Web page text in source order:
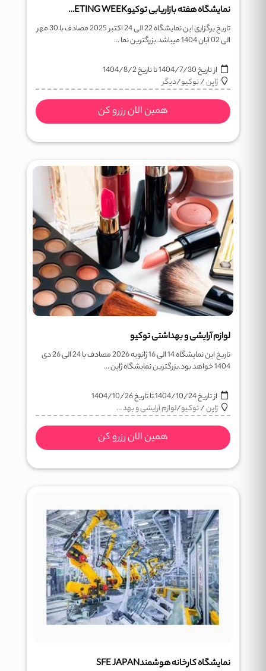
نمایشگاه هفته بازاریابی توکیوMARKETING WEEK
تاریخ برگزاری این نمایشگاه 22 الی 24 اکتبر 2025 مصادف با 30 مهر
الی 02 آبان 1404 میباشد.بزرگترین نما ...
از تاریخ1404/7/30تا تاریخ1404/8/2
ژاپن/توکیو/دیگر
همین الان رزرو کن
لوازم آرایشی و بهداشتی توکیو
تاریخ این نمایشگاه 14 الی 16 ژانویه 2026 مصادف با 24 الی 26 دی
1404 خواهد بود.بزرگترین نمایشگاه ژاپن ...
از تاریخ1404/10/24تا تاریخ1404/10/26
ژاپن/توکیو/لوازم آرایشی و بهد ...
همین الان رزرو کن
نمایشگاه کارخانه هوشمندSFE JAPAN